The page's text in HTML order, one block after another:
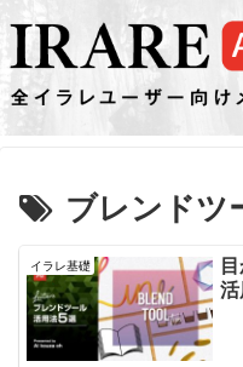
ブレンドツ
イラレ基礎